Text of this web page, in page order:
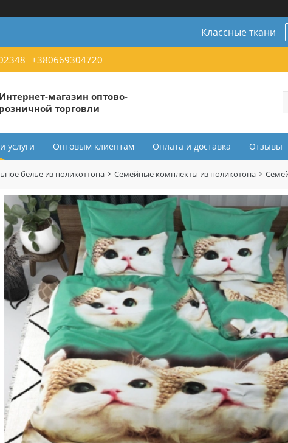
Классные ткани
+380669304720
Интернет-магазин оптово-
розничной торговли
услуги Оптовым клиентам Оплата и доставка Отзывы
белье из поликоттона Семейные комплекты из поликотона